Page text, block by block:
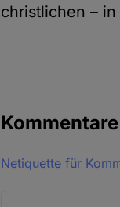
christlichen –
Kommentare
Netiquette für